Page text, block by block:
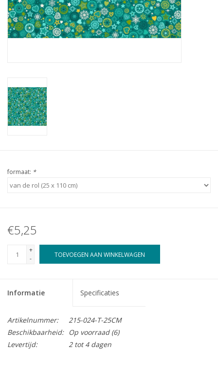
formaat: *
€5,25
+
-
TOEVOEGEN AAN WINKELWAGEN
Informatie Specificaties
Artikelnummer:
215-024-T-25CM
Beschikbaarheid:
Op voorraad(6)
Levertijd:
2 tot 4 dagen